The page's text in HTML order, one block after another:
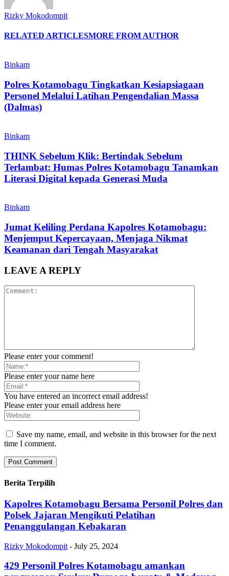
Rizky Mokodompit
RELATED ARTICLESMORE FROM AUTHOR
Binkam
Polres Kotamobagu Tingkatkan Kesiapsiagaan
Personel Melalui Latihan Pengendalian Massa
(Dalmas)
Binkam
THINK Sebelum Klik: Bertindak Sebelum
Terlambat: Humas Polres Kotamobagu Tanamkan
Literasi Digital kepada Generasi Muda
Binkam
Jumat Keliling Perdana Kapolres Kotamobagu:
Menjemput Kepercayaan, Menjaga Nikmat
Keamanan dari Tengah Masyarakat
LEAVE A REPLY
Please enter your comment!
Please enter your name here
You have entered an incorrect email address!
Please enter your email address here
Save my name, email, and website in this browser for the next
time I comment.
Berita Terpilih
Kapolres Kotamobagu Bersama Personil Polres dan
Polsek Jajaran Mengikuti Pelatihan
Penanggulangan Kebakaran
Rizky Mokodompit - July 25, 2024
429 Personil Polres Kotamobagu amankan